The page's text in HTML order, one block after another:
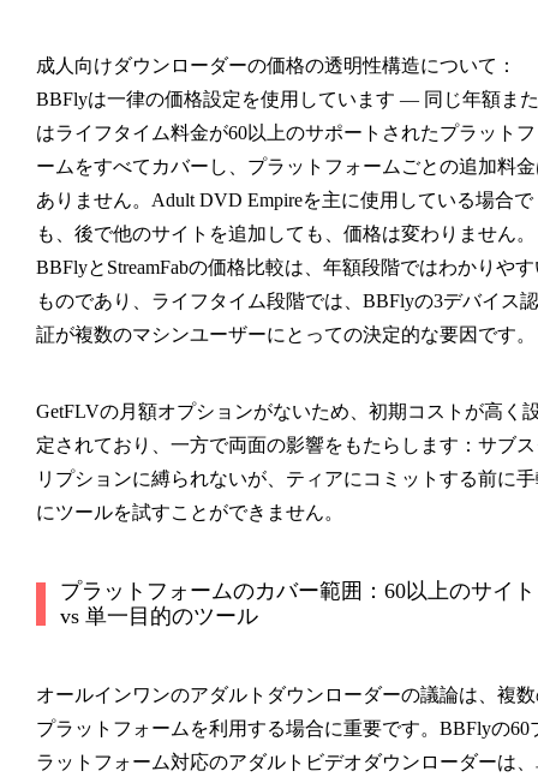
成人向けダウンローダーの価格の透明性構造について：
BBFlyは一律の価格設定を使用しています — 同じ年額また
はライフタイム料金が60以上のサポートされたプラット
ームをすべてカバーし、プラットフォームごとの追加料
ありません。Adult DVD Empireを主に使用している場合で
も、後で他のサイトを追加しても、価格は変わりません。
BBFlyとStreamFabの価格比較は、年額段階ではわかりやす
ものであり、ライフタイム段階では、BBFlyの3デバイス認
証が複数のマシンユーザーにとっての決定的な要因です。
GetFLVの月額オプションがないため、初期コストが高く
定されており、一方で両面の影響をもたらします：サブ
リプションに縛られないが、ティアにコミットする前に
にツールを試すことができません。
プラットフォームのカバー範囲：60以上のサイト
vs 単一目的のツール
オールインワンのアダルトダウンローダーの議論は、複
プラットフォームを利用する場合に重要です。BBFlyの60
ラットフォーム対応のアダルトビデオダウンローダーは